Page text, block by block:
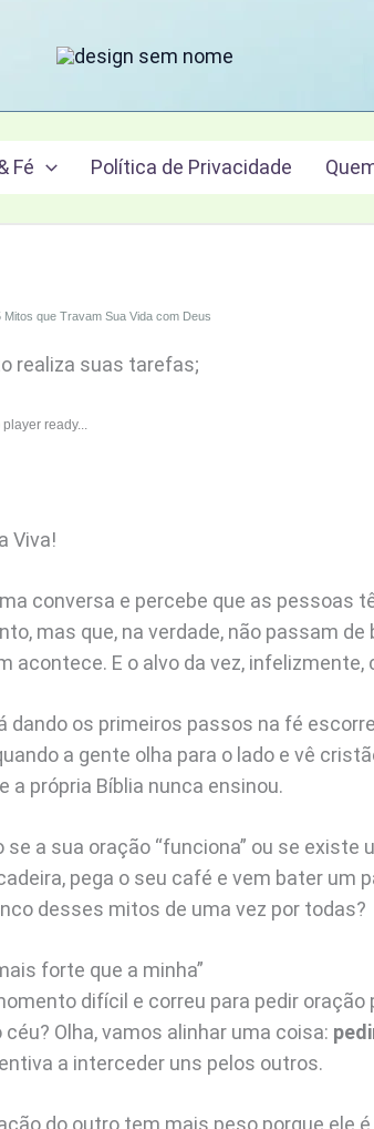
Fé Política de Privacidade
que Travam Sua Vida com Deus
realiza suas tarefas;
player ready...
Viva!
conversa e percebe que as pessoas
mas que, na verdade, não passam de
acontece. E o alvo da vez, infelizmente,
dando os primeiros passos na fé
a gente olha para o lado e vê
a própria Bíblia nunca ensinou.
a sua oração “funciona” ou se existe
pega o seu café e vem bater um
desses mitos de uma vez por todas?
forte que a minha”
difícil e correu para pedir oração
Olha, vamos alinhar uma coisa:
a interceder uns pelos outros.
do outro tem mais peso porque ele